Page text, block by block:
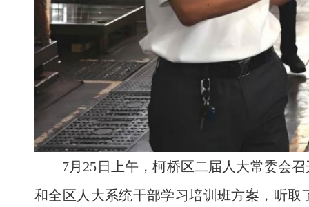
7月25日上午，柯桥区二届人大常委会
和全区人大系统干部学习培训班方案，听